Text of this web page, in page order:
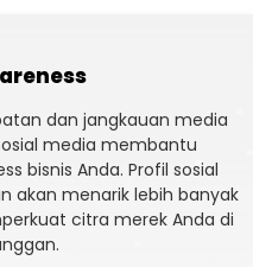
dan jangkauan media
media membantu
bisnis Anda. Profil sosial
akan menarik lebih banyak
citra merek Anda di